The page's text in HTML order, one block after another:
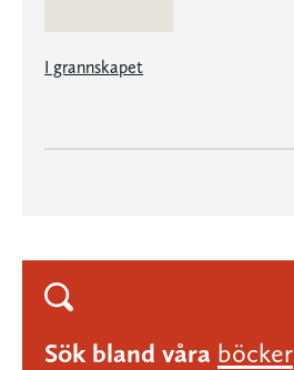
I grannskapet
Sök bland våra böcker